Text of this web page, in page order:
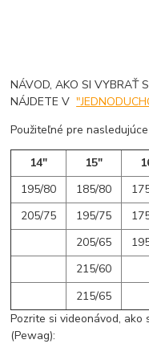
NÁVOD, AKO SI VYBRAŤ
NÁJDETE V
Použiteľné pre
14" 15"
195/80
185/80
205/75
195/75
205/65
215/60
215/65
Pozrite si videonávod,
(Pewag):